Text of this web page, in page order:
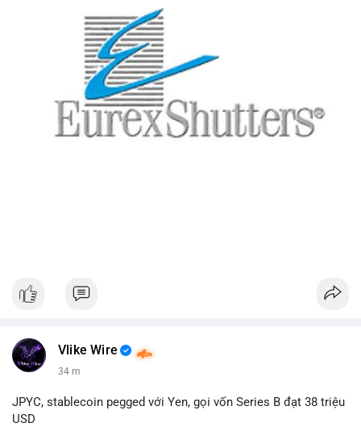
Vlike Wire
35 m
JPYC, stablecoin pegged với Yen, gọi vốn Series B đạt 38 triệu
USD